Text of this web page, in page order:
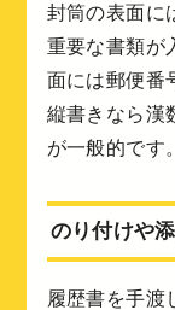
封筒の表面に
重要な書類が
面には郵便番
縦書きなら漢
が一般的です。
のり付けや
履歴書を手渡